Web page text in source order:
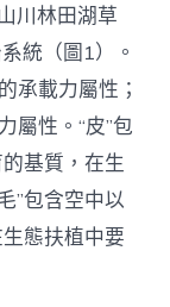
川林田湖草
統（圖1）。
承載力屬性；
屬性。“皮”包
基質，在生
”包含空中以
態扶植中要